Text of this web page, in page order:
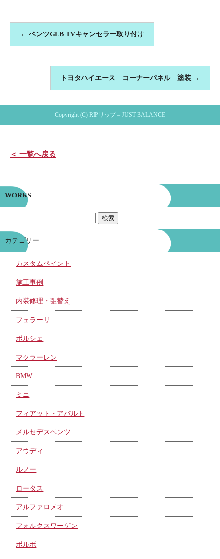
← ベンツGLB TVキャンセラー取り付け
トヨタハイエース コーナーパネル 塗装 →
Copyright (C) RIPリップ – JUST BALANCE
＜ 一覧へ戻る
WORKS
カテゴリー
カスタムペイント
施工事例
内装修理・張替え
フェラーリ
ポルシェ
マクラーレン
BMW
ミニ
フィアット・アバルト
メルセデスベンツ
アウディ
ルノー
ロータス
アルファロメオ
フォルクスワーゲン
ボルボ